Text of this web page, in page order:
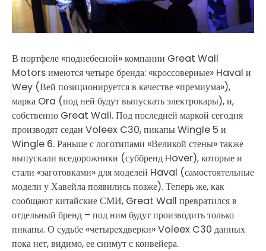
В портфеле «поднебесной» компании Great Wall
Motors имеются четыре бренда: «кроссоверные» Haval и
Wey (Вей позиционируется в качестве «премиума»),
марка Ora (под ней будут выпускать электрокары), и,
собственно Great Wall. Под последней маркой сегодня
производят седан Voleex C30, пикапы Wingle 5 и
Wingle 6. Раньше с логотипами «Великой стены» также
выпускали вседорожники (суббренд Hover), которые и
стали «заготовками» для моделей Haval (самостоятельные
модели у Хавейла появились позже). Теперь же, как
сообщают китайские СМИ, Great Wall превратился в
отдельный бренд – под ним будут производить только
пикапы. О судьбе «четырехдверки» Voleex C30 данных
пока нет, видимо, ее снимут с конвейера.